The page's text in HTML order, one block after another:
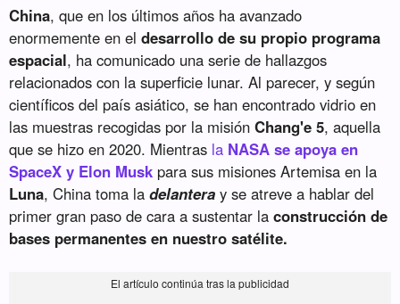
China, que en los últimos años ha avanzado
enormemente en eldesarrollo de su propio programa
espacial, ha comunicado una serie de hallazgos
relacionados con la superficie lunar. Al parecer, y según
científicos del país asiático, se han encontrado vidrio en
las muestras recogidas por la misiónChang'e 5, aquella
que se hizo en 2020. Mientras la NASA se apoya en
SpaceX y Elon Musk para sus misiones Artemisa en la
Luna, China toma ladelantera y se atreve a hablar del
primer gran paso de cara a sustentar laconstrucción de
bases permanentes en nuestro satélite.